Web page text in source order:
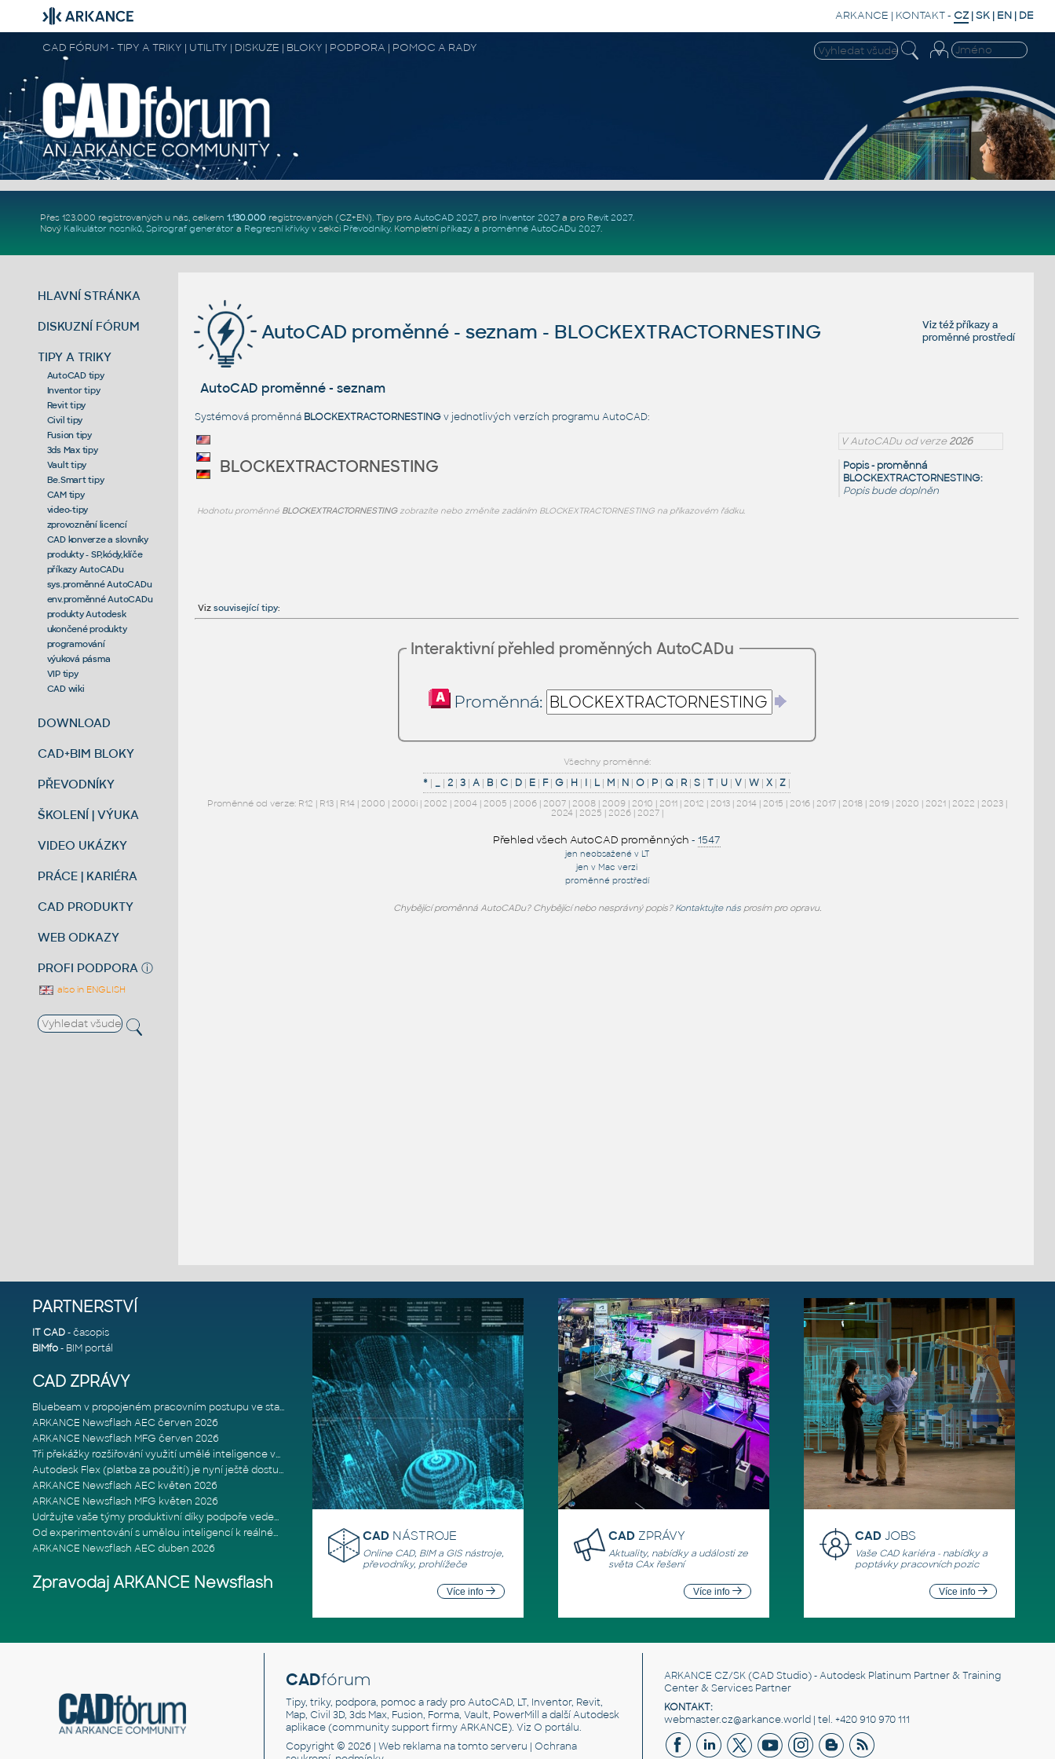
ARKANCE | KONTAKT- CZ |SK | EN | DE
CAD FÓRUM - TIPY A TRIKY | UTILITY | DISKUZE | BLOKY | PODPORA | POMOC A RADY
Přes 123.000 registrovaných u nás, celkem 1.130.000registrovaných (CZ+EN). Tipy pro AutoCAD 2027, pro Inventor 2027a pro Revit 2027.
Nový Kalkulátor nosníků, Spirograf generátor a Regresní křivkyv sekci Převodníky. Kompletní příkazya proměnné AutoCADu 2027.
HLAVNÍ STRÁNKA
DISKUZNÍ FÓRUM
TIPY A TRIKY
AutoCAD tipy
Inventor tipy
Revit tipy
Civil tipy
Fusion tipy
3ds Max tipy
Vault tipy
Be.Smart tipy
CAM tipy
video-tipy
zprovoznění licencí
CAD konverze a slovníky
produkty - SP,kódy,klíče
příkazy AutoCADu
sys.proměnné AutoCADu
env.proměnné AutoCADu
produkty Autodesk
ukončené produkty
programování
výuková pásma
VIP tipy
CAD wiki
DOWNLOAD
CAD+BIM BLOKY
PŘEVODNÍKY
ŠKOLENÍ | VÝUKA
VIDEO UKÁZKY
PRÁCE | KARIÉRA
CAD PRODUKTY
WEB ODKAZY
PROFI PODPORA ⓘ
also in ENGLISH
Viz téžpříkazya
proměnné prostředí
AutoCAD proměnné - seznam - BLOCKEXTRACTORNESTING
AutoCAD proměnné - seznam
Systémová proměnná BLOCKEXTRACTORNESTINGv jednotlivých verzích programu AutoCAD:
V AutoCADu od verze2026
Popis - proměnná
BLOCKEXTRACTORNESTING:
Popis bude doplněn
BLOCKEXTRACTORNESTING
Hodnotu proměnné BLOCKEXTRACTORNESTINGzobrazíte nebo změníte zadáním BLOCKEXTRACTORNESTING na příkazovém řádku.
Viz související tipy:
Interaktivní přehled proměnných AutoCADu
Proměnná:
Všechny proměnné:
* | _ |2 |3 |A | B |C | D | E | F|G | H | I | L | M | N |O | P |Q | R |S |T | U |V |W |X |Z |
Proměnné od verze: R12 | R13| R14| 2000 | 2000i| 2002 | 2004| 2005 | 2006| 2007| 2008| 2009| 2010 | 2011| 2012 | 2013| 2014| 2015 | 2016| 2017| 2018| 2019| 2020 | 2021| 2022 | 2023|
2024| 2025 | 2026| 2027|
Přehled všech AutoCAD proměnných -1547
jen neobsažené v LT
jen v Mac verzi
proměnné prostředí
Chybějící proměnná AutoCADu? Chybějící nebo nesprávný popis? Kontaktujte násprosím pro opravu.
PARTNERSTVÍ
IT CAD- časopis
BIMfo- BIM portál
CAD ZPRÁVY
Bluebeam v propojeném pracovním postupu ve stavebnictví: Proč je int
ARKANCE Newsflash AEC červen 2026
ARKANCE Newsflash MFG červen 2026
Tři překážky rozšiřování využití umělé inteligence ve stavebním prům
Autodesk Flex (platba za použití) je nyní ještě dostupnější
ARKANCE Newsflash AEC květen 2026
ARKANCE Newsflash MFG květen 2026
Udržujte vaše týmy produktivní díky podpoře vedené odborníky
Od experimentování s umělou inteligencí k reálnému dopadu na podniká
ARKANCE Newsflash AEC duben 2026
Zpravodaj ARKANCE Newsflash
CAD NÁSTROJE
Online CAD, BIM a GIS nástroje,
převodníky, prohlížeče
Více info
CAD ZPRÁVY
Aktuality, nabídky a události ze
světa CAx řešení
Více info
CADJOBS
Vaše CAD kariéra - nabídky a
poptávky pracovních pozic
Více info
CADfórum
Tipy, triky, podpora, pomoc a rady pro AutoCAD, LT, Inventor, Revit,
Map, Civil 3D, 3ds Max, Fusion, Forma, Vault, PowerMill a další Autodesk
aplikace (community support firmy ARKANCE). Viz O portálu.
Copyright © 2026 | Web reklamana tomto serveru | Ochrana
ARKANCE CZ/SK(CAD Studio) - Autodesk Platinum Partner & Training
Center & Services Partner
KONTAKT:
webmaster.cz@arkance.world | tel. +420 910 970 111